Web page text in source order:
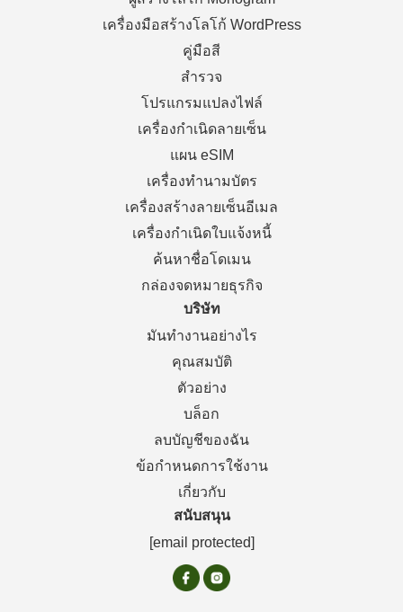
เครื่องมือสร้างโลโก้ WordPress
คู่มือสี
สำรวจ
โปรแกรมแปลงไฟล์
เครื่องกำเนิดลายเซ็น
แผน eSIM
เครื่องทำนามบัตร
เครื่องสร้างลายเซ็นอีเมล
เครื่องกำเนิดใบแจ้งหนี้
ค้นหาชื่อโดเมน
กล่องจดหมายธุรกิจ
บริษัท
มันทำงานอย่างไร
คุณสมบัติ
ตัวอย่าง
บล็อก
ลบบัญชีของฉัน
ข้อกำหนดการใช้งาน
เกี่ยวกับ
สนับสนุน
[email protected]